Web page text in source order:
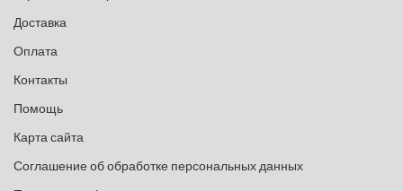
Доставка
Оплата
Контакты
Помощь
Карта сайта
Соглашение об обработке персональных данных